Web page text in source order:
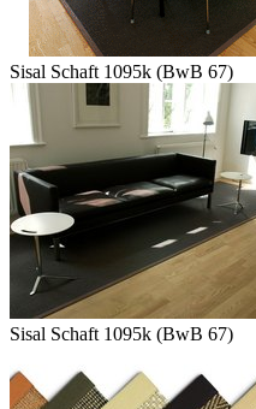
Sisal Schaft 1095k (BwB 67)
Sisal Schaft 1095k (BwB 67)